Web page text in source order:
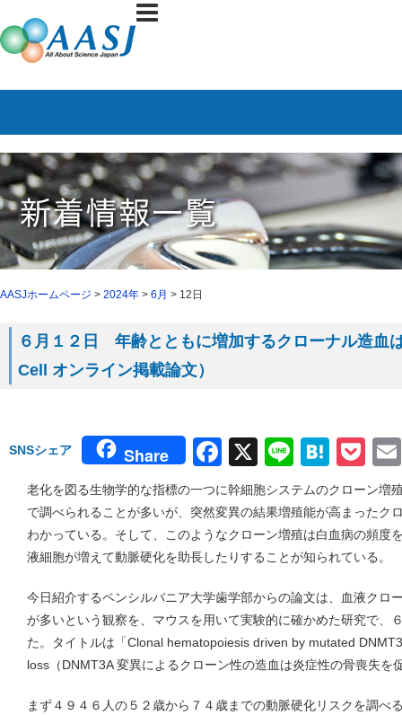
AASJホームページ > 2024年 > 6月 > 12日
６月１２日 年齢とともに増加するクローナル造血
Cell オンライン掲載論文）
SNSシェア Share Facebook
X Line
老化を図る生物学的な指標の一つに幹細胞システムのクローン増
で調べられることが多いが、突然変異の結果増殖能が高まったク
わかっている。そして、このようなクローン増殖は白血病の頻度
液細胞が増えて動脈硬化を助長したりすることが知られている。
今日紹介するペンシルバニア大学歯学部からの論文は、血液クロ
が多いという観察を、マウスを用いて実験的に確かめた研究で、
た。タイトルは「Clonal hematopoiesis driven by mutated
loss（DNMT3A 変異によるクローン性の造血は炎症性の骨喪失を
まず４９４６人の５２歳から７４歳までの動脈硬化リスクを調べ